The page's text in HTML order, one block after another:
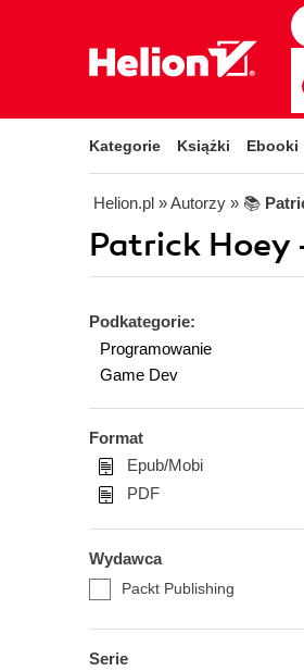
Kategorie Książki Ebooki
Helion.pl » Autorzy » 📚
Patrick Hoey
Podkategorie:
Programowanie
Game Dev
Format
Epub/Mobi
PDF
Wydawca
Packt Publishing
Serie